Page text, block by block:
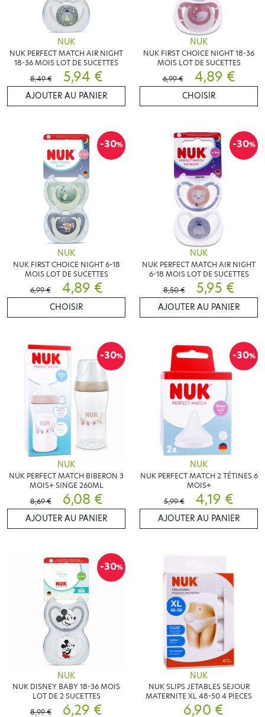
NUK
NUK PERFECT MATCH AIR NIGHT
18-36 MOIS LOT DE SUCETTES
8,49 €
5,94 €
AJOUTER AU PANIER
NUK
NUK FIRST CHOICE NIGHT 18-36
MOIS LOT DE SUCETTES
6,99 €
4,89 €
CHOISIR
-30%
NUK
NUK FIRST CHOICE NIGHT 6-18
MOIS LOT DE SUCETTES
6,99 €
4,89 €
CHOISIR
-30%
NUK
NUK PERFECT MATCH AIR NIGHT
6-18 MOIS LOT DE SUCETTES
8,50 €
5,95 €
AJOUTER AU PANIER
-30%
NUK
NUK PERFECT MATCH BIBERON 3
MOIS+ SINGE 260ML
8,69 €
6,08 €
AJOUTER AU PANIER
-30%
NUK
NUK PERFECT MATCH 2 TÉTINES 6
MOIS+
5,99 €
4,19 €
AJOUTER AU PANIER
-30%
NUK
NUK DISNEY BABY 18-36 MOIS
LOT DE 2 SUCETTES
8,99 €
6,29 €
NUK
NUK SLIPS JETABLES SEJOUR
MATERNITE XL 48-50 4 PIECES
6,90 €